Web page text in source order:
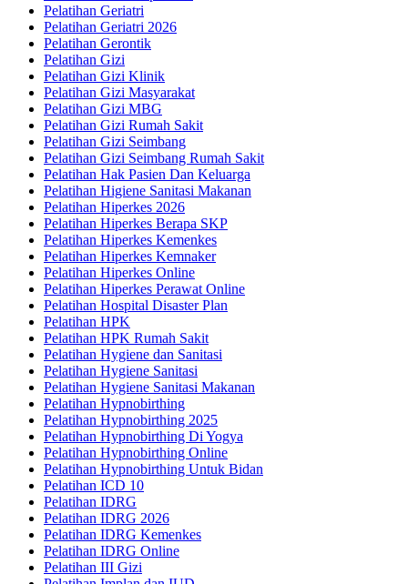
Pelatihan Geriatri
Pelatihan Geriatri 2026
Pelatihan Gerontik
Pelatihan Gizi
Pelatihan Gizi Klinik
Pelatihan Gizi Masyarakat
Pelatihan Gizi MBG
Pelatihan Gizi Rumah Sakit
Pelatihan Gizi Seimbang
Pelatihan Gizi Seimbang Rumah Sakit
Pelatihan Hak Pasien Dan Keluarga
Pelatihan Higiene Sanitasi Makanan
Pelatihan Hiperkes 2026
Pelatihan Hiperkes Berapa SKP
Pelatihan Hiperkes Kemenkes
Pelatihan Hiperkes Kemnaker
Pelatihan Hiperkes Online
Pelatihan Hiperkes Perawat Online
Pelatihan Hospital Disaster Plan
Pelatihan HPK
Pelatihan HPK Rumah Sakit
Pelatihan Hygiene dan Sanitasi
Pelatihan Hygiene Sanitasi
Pelatihan Hygiene Sanitasi Makanan
Pelatihan Hypnobirthing
Pelatihan Hypnobirthing 2025
Pelatihan Hypnobirthing Di Yogya
Pelatihan Hypnobirthing Online
Pelatihan Hypnobirthing Untuk Bidan
Pelatihan ICD 10
Pelatihan IDRG
Pelatihan IDRG 2026
Pelatihan IDRG Kemenkes
Pelatihan IDRG Online
Pelatihan III Gizi